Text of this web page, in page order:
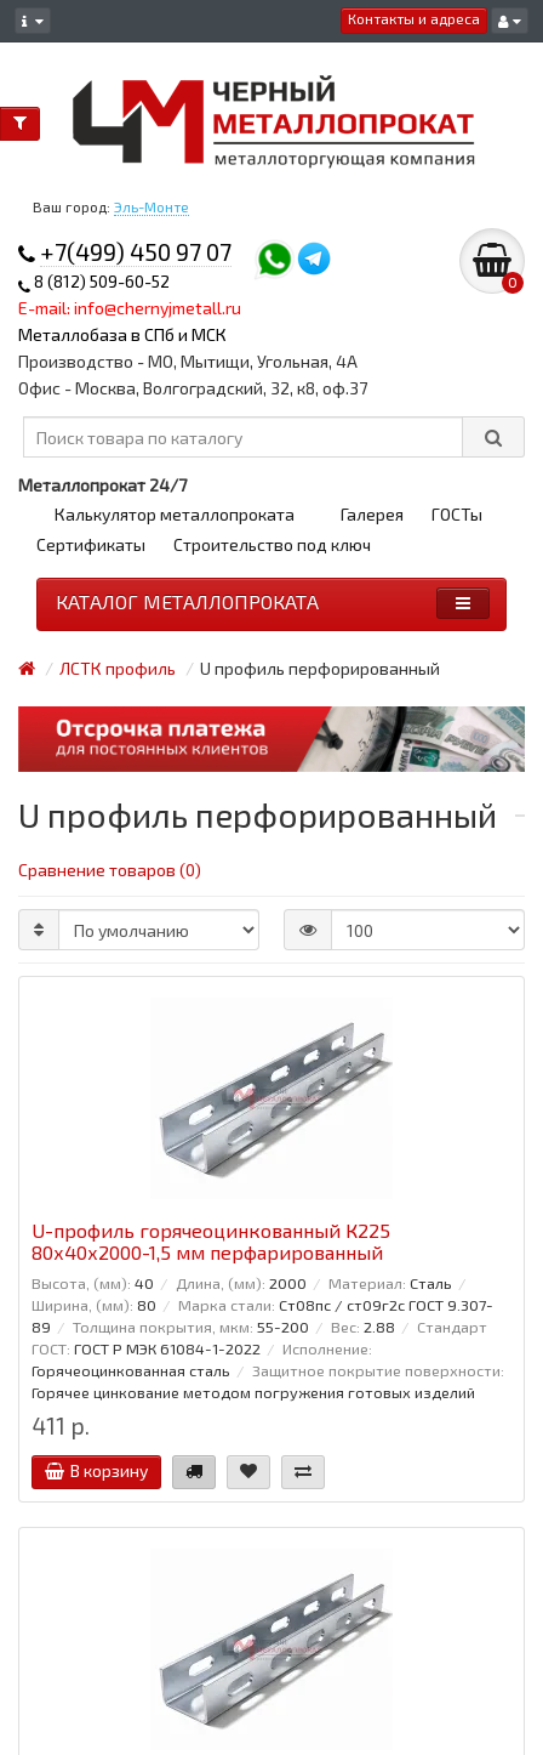
Контакты и адреса
Ваш город: Эль-Монте
+7(499) 450 97 07
8 (812) 509-60-52
E-mail: info@chernyjmetall.ru
Металлобаза в СПб и МСК
0
Производство - МО, Мытищи, Угольная, 4А
Офис - Москва, Волгоградский, 32, к8, оф.37
Металлопрокат 24/7
Калькулятор металлопроката
Галерея
ГОСТы
Сертификаты
Строительство под ключ
КАТАЛОГ МЕТАЛЛОПРОКАТА
ЛСТК профиль U профиль перфорированный
U профиль перфорированный
Сравнение товаров (0)
U-профиль горячеоцинкованный К225
80x40x2000-1,5 мм перфарированный
Высота, (мм): 40 Длина, (мм): 2000 Материал: Сталь
Ширина, (мм): 80 Марка стали: Ст08пс / ст09г2с ГОСТ 9.307-
89
Толщина покрытия, мкм: 55-200 Вес: 2.88
Стандарт
ГОСТ: ГОСТ Р МЭК 61084-1-2022
Исполнение:
Горячеоцинкованная сталь
Защитное покрытие поверхности:
Горячее цинкование методом погружения готовых изделий
411 р.
В корзину